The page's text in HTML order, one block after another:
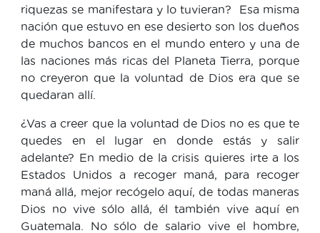
riquezas se manifestara y lo tuvieran? Esa misma
nación que estuvo en ese desierto son los dueños
de muchos bancos en el mundo entero y una de
las naciones más ricas del Planeta Tierra, porque
no creyeron que la voluntad de Dios era que se
quedaran allí.
¿Vas a creer que la voluntad de Dios no es que te
quedes en el lugar en donde estás y salir
adelante? En medio de la crisis quieres irte a los
Estados Unidos a recoger maná, para recoger
maná allá, mejor recógelo aquí, de todas maneras
Dios no vive sólo allá, él también vive aquí en
Guatemala. No sólo de salario vive el hombre,